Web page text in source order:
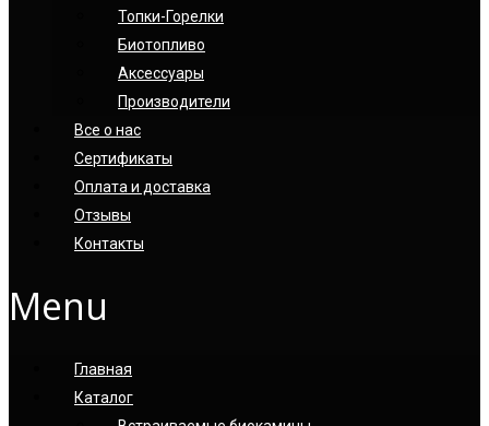
Топки-Горелки
Биотопливо
Аксессуары
Производители
Все о нас
Сертификаты
Оплата и доставка
Отзывы
Контакты
Menu
Главная
Каталог